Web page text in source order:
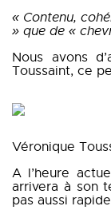
« Contenu,
» que de «
Nous avons
Toussaint, ce
Véronique
A l’heure
arrivera à son
pas aussi